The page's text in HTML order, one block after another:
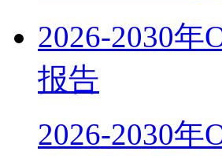
2026-2030
报告
2026-2030年